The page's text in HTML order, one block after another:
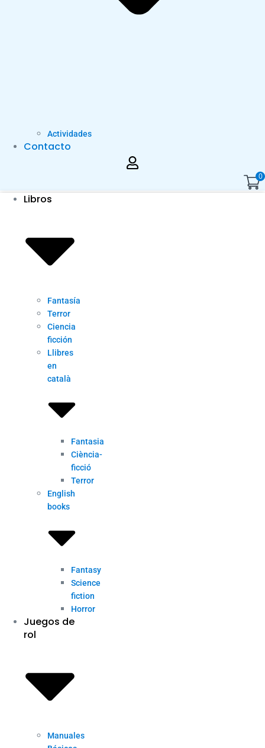
Actividades
Contacto
0
Libros
Fantasía
Terror
Ciencia
ficción
Llibres
en
català
Fantasia
Ciència-
ficció
Terror
English
books
Fantasy
Science
fiction
Horror
Juegos de
rol
Manuales